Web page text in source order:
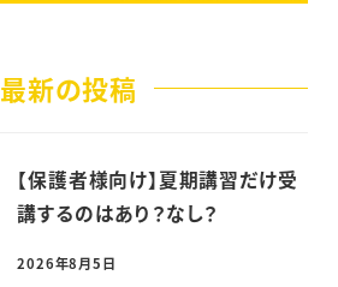
最新の投稿
【保護者様向け】夏期講習だけ受
講するのはあり？なし？
2026年8月5日